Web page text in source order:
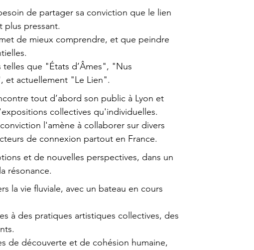
de partager sa conviction que le lien
plus pressant.
de mieux comprendre, et que peindre
telles que "États d’Âmes", "Nus
et actuellement "Le Lien".
tout d’abord son public à Lyon et
collectives qu'individuelles.
l'amène à collaborer sur divers
de connexion partout en France.
et de nouvelles perspectives, dans un
résonance.
la vie fluviale, avec un bateau en cours
à des pratiques artistiques collectives, des
de découverte et de cohésion humaine,